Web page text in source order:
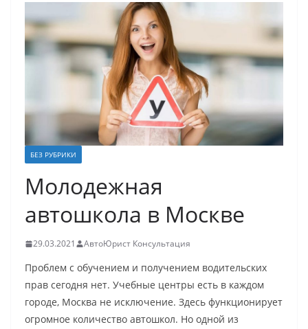
БЕЗ РУБРИКИ
Молодежная
автошкола в Москве
29.03.2021 АвтоЮрист Консультация
Проблем с обучением и получением водительских
прав сегодня нет. Учебные центры есть в каждом
городе, Москва не исключение. Здесь функционирует
огромное количество автошкол. Но одной из